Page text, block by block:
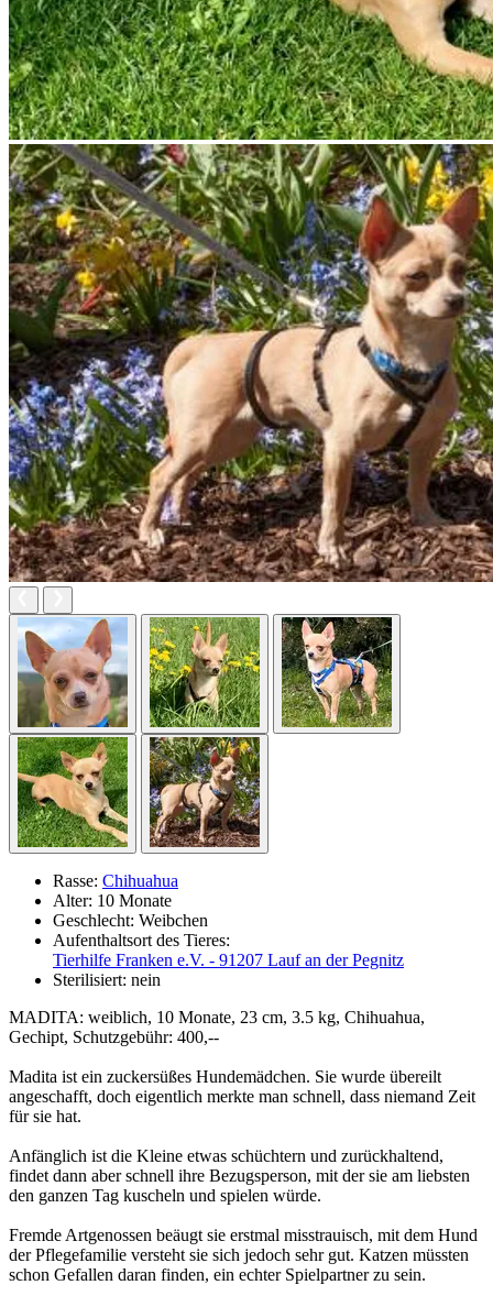
Rasse: Chihuahua
Alter: 10 Monate
Geschlecht: Weibchen
Aufenthaltsort des Tieres:
Tierhilfe Franken e.V. - 91207 Lauf an der Pegnitz
Sterilisiert: nein
MADITA: weiblich, 10 Monate, 23 cm, 3.5 kg, Chihuahua,
Gechipt, Schutzgebühr: 400,--
Madita ist ein zuckersüßes Hundemädchen. Sie wurde übereilt
angeschafft, doch eigentlich merkte man schnell, dass niemand Zeit
für sie hat.
Anfänglich ist die Kleine etwas schüchtern und zurückhaltend,
findet dann aber schnell ihre Bezugsperson, mit der sie am liebsten
den ganzen Tag kuscheln und spielen würde.
Fremde Artgenossen beäugt sie erstmal misstrauisch, mit dem Hund
der Pflegefamilie versteht sie sich jedoch sehr gut. Katzen müssten
schon Gefallen daran finden, ein echter Spielpartner zu sein.